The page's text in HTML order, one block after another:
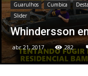
Guarulhos Cumbica
Slider
Whindersson
abr 21, 2017 282